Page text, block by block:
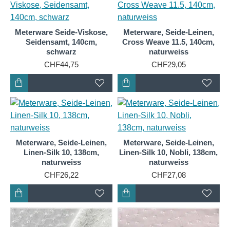
Meterware Seide-Viskose,
Seidensamt, 140cm,
schwarz
CHF44,75
Meterware, Seide-Leinen,
Cross Weave 11.5, 140cm,
naturweiss
CHF29,05
Meterware, Seide-Leinen,
Linen-Silk 10, 138cm,
naturweiss
CHF26,22
Meterware, Seide-Leinen,
Linen-Silk 10, Nobli, 138cm,
naturweiss
CHF27,08